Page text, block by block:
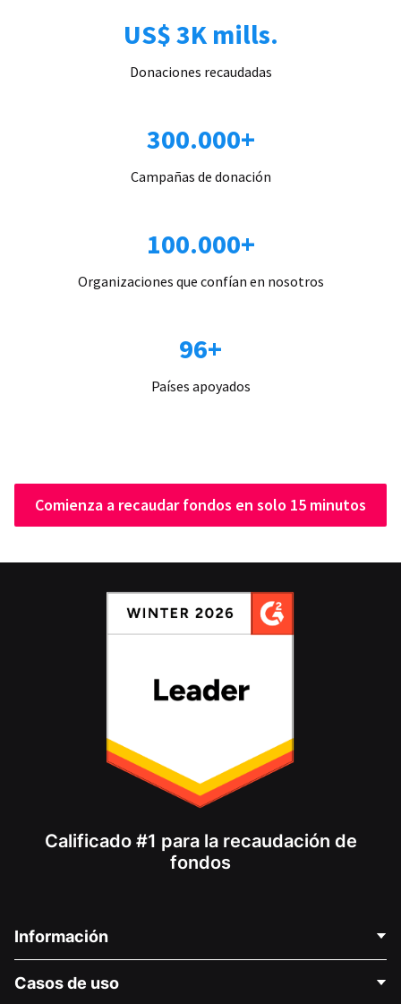
US$ 3K mills.
Donaciones recaudadas
300.000+
Campañas de donación
100.000+
Organizaciones que confían en nosotros
96+
Países apoyados
Comienza a recaudar fondos en solo 15 minutos
Calificado #1 para la recaudación de
fondos
Información
Acerca de nosotros
Casos de uso